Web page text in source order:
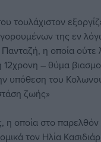
τουλάχιστον
της εν
η οποία ούτε
12χρονη – θύμα
υπόθεση του
ζωής»
η οποία στο παρελθόν
τον Ηλία